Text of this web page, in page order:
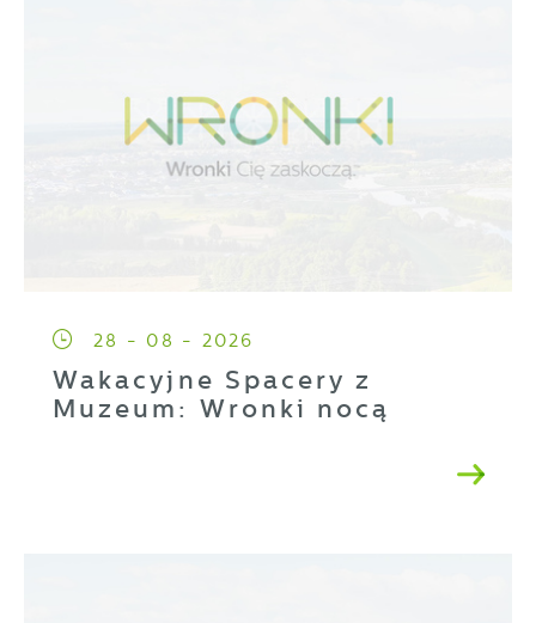
28 - 08 - 2026
Wakacyjne Spacery z
Muzeum: Wronki nocą